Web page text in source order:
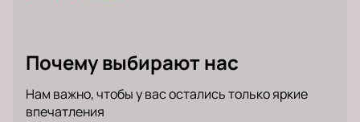
Ставропольский Цирк — это не просто место для
незабываемых событий. Уникальная атмосфера
Почему выбирают нас
Нам важно, чтобы у вас остались только яркие
впечатления